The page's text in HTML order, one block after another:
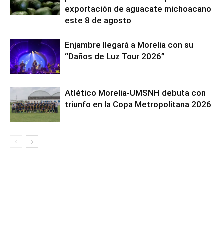
exportación de aguacate michoacano
este 8 de agosto
Enjambre llegará a Morelia con su
“Daños de Luz Tour 2026”
Atlético Morelia-UMSNH debuta con
triunfo en la Copa Metropolitana 2026